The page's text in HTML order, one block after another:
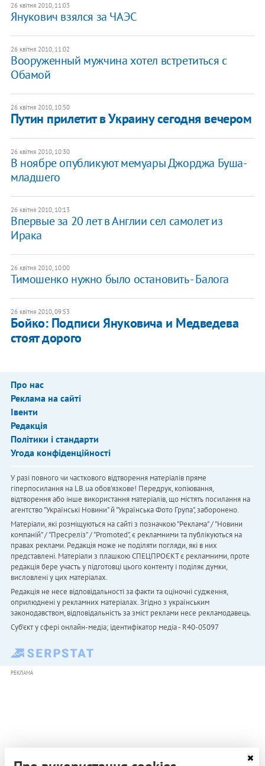
26 квітня 2010, 11:03
Янукович взялся за ЧАЭС
26 квітня 2010, 11:02
Вооруженный мужчина хотел встретиться с
Обамой
26 квітня 2010, 10:50
Путин прилетит в Украину сегодня вечером
26 квітня 2010, 10:30
В ноябре опубликуют мемуары Джорджа Буша-
младшего
26 квітня 2010, 10:13
Впервые за 20 лет в Англии сел самолет из
Ирака
26 квітня 2010, 10:00
Тимошенко нужно было остановить - Балога
26 квітня 2010, 09:53
Бойко: Подписи Януковича и Медведева
стоят дорого
Про нас
Реклама на сайті
Івенти
Редакція
Політики і стандарти
Угода конфіденційності
У разі повного чи часткового відтворення матеріалів пряме
гіперпосилання на LB.ua обов'язкове! Передрук, копіювання,
відтворення або інше використання матеріалів, що містять посилання на
агентство "Українськi Новини" й "Українська Фото Група", заборонено.
Матеріали, які розміщуються на сайті з позначкою "Реклама" / "Новини
компаній" / "Пресреліз" / "Promoted", є рекламними та публікуються на
правах реклами. Редакція може не поділяти погляди, які в них
представлені. Матеріали з плашкою СПЕЦПРОЄКТ є рекламними, проте
редакція бере участь у підготовці цього контенту і поділяє думки,
висловлені у цих матеріалах.
Редакція не несе відповідальності за факти та оціночні судження,
оприлюднені у рекламних матеріалах. Згідно з українським
законодавством, відповідальність за зміст реклами несе рекламодавець.
Cуб'єкт у сфері онлайн-медіа; ідентифікатор медіа - R40-05097
РЕКЛАМА